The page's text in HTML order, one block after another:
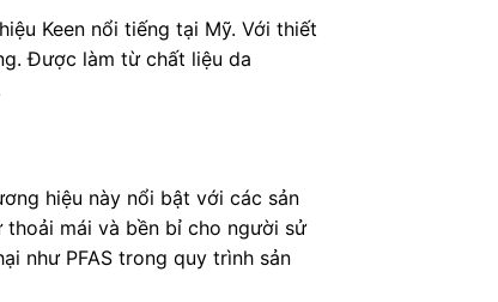
Keen nổi tiếng tại Mỹ. Với thiết
Được làm từ chất liệu da
hiệu này nổi bật với các sản
mái và bền bỉ cho người sử
như PFAS trong quy trình sản